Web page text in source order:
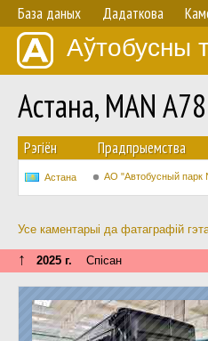
База даных Дадаткова
Аўтобусны
Астана, MAN
Рэгіён Прадпрыемства
Астана АО "Автобусный
Усе каментарыі да фатаграфій
↑ 2025 г. Спісан